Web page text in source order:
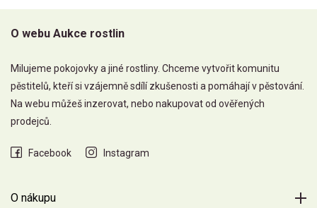
O webu Aukce rostlin
Milujeme pokojovky a jiné rostliny. Chceme vytvořit komunitu
pěstitelů, kteří si vzájemně sdílí zkušenosti a pomáhají v pěstování.
Na webu můžeš inzerovat, nebo nakupovat od ověřených
prodejců.
Facebook Instagram
O nákupu